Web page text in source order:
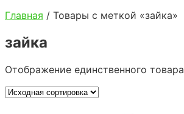
Главная / Товары с меткой «зайка»
зайка
Отображение единственного товара